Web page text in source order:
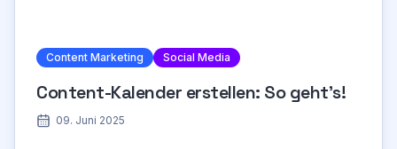
Content Marketing Social Media
Content-Kalender erstellen: So geht's!
09. Juni 2025